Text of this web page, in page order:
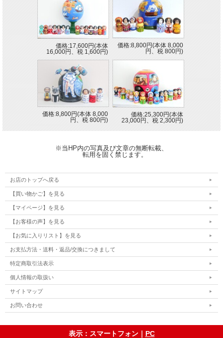
価格:17,600円(本体
16,000円、税 1,600円)
価格:8,800円(本体 8,000
円、税 800円)
価格:8,800円(本体 8,000
円、税 800円)
価格:25,300円(本体
23,000円、税 2,300円)
※当HP内の写真及び文章の無断転載、
転用を固く禁じます。
お店のトップへ戻る
【買い物かご】を見る
【マイページ】を見る
【お客様の声】を見る
【お気に入りリスト】を見る
お支払方法・送料・返品/交換につきまして
特定商取引法表示
個人情報の取扱い
サイトマップ
お問い合わせ
表示：スマートフォン｜ PC